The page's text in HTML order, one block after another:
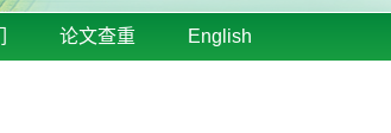
论文查重 English